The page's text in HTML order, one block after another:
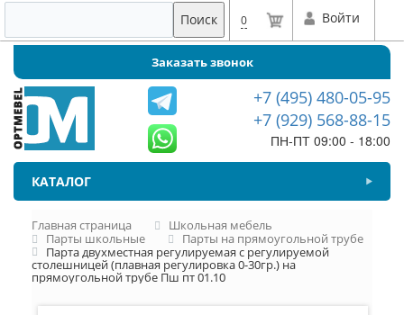
Поиск 0 Войти
Заказать звонок
+7 (495) 480-05-95
+7 (929) 568-88-15
ПН-ПТ 09:00 - 18:00
КАТАЛОГ
Главная страница
Школьная мебель
Парты школьные
Парты на прямоугольной трубе
Парта двухместная регулируемая с регулируемой
столешницей (плавная регулировка 0-30гр.) на
прямоугольной трубе Пш пт 01.10